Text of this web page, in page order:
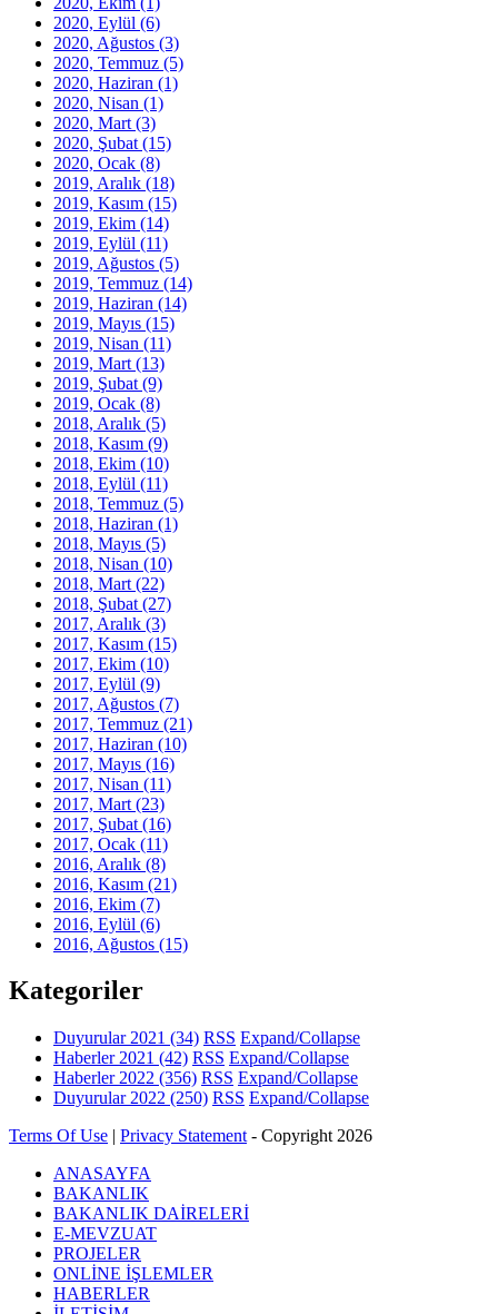
2020, Eylül (6)
2020, Ağustos (3)
2020, Temmuz (5)
2020, Haziran (1)
2020, Nisan (1)
2020, Mart (3)
2020, Şubat (15)
2020, Ocak (8)
2019, Aralık (18)
2019, Kasım (15)
2019, Ekim (14)
2019, Eylül (11)
2019, Ağustos (5)
2019, Temmuz (14)
2019, Haziran (14)
2019, Mayıs (15)
2019, Nisan (11)
2019, Mart (13)
2019, Şubat (9)
2019, Ocak (8)
2018, Aralık (5)
2018, Kasım (9)
2018, Ekim (10)
2018, Eylül (11)
2018, Temmuz (5)
2018, Haziran (1)
2018, Mayıs (5)
2018, Nisan (10)
2018, Mart (22)
2018, Şubat (27)
2017, Aralık (3)
2017, Kasım (15)
2017, Ekim (10)
2017, Eylül (9)
2017, Ağustos (7)
2017, Temmuz (21)
2017, Haziran (10)
2017, Mayıs (16)
2017, Nisan (11)
2017, Mart (23)
2017, Şubat (16)
2017, Ocak (11)
2016, Aralık (8)
2016, Kasım (21)
2016, Ekim (7)
2016, Eylül (6)
2016, Ağustos (15)
Kategoriler
Duyurular 2021 (34) RSS Expand/Collapse
Haberler 2021 (42) RSS Expand/Collapse
Haberler 2022 (356) RSS Expand/Collapse
Duyurular 2022 (250) RSS Expand/Collapse
Terms Of Use | Privacy Statement - Copyright 2026
ANASAYFA
BAKANLIK
BAKANLIK DAİRELERİ
E-MEVZUAT
PROJELER
ONLİNE İŞLEMLER
HABERLER